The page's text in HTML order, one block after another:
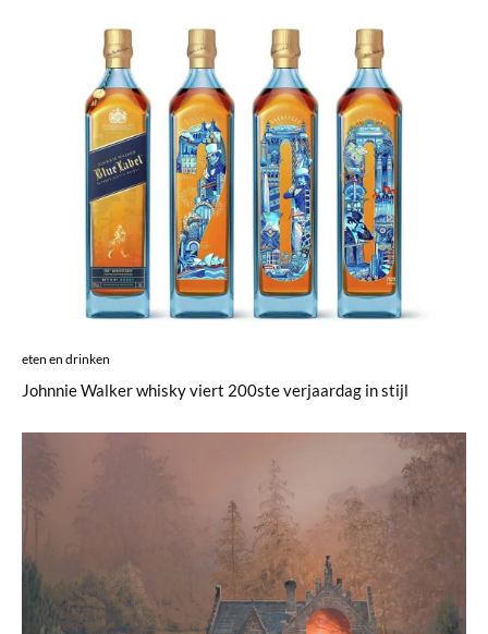
eten en drinken
Johnnie Walker whisky viert 200ste verjaardag in stijl